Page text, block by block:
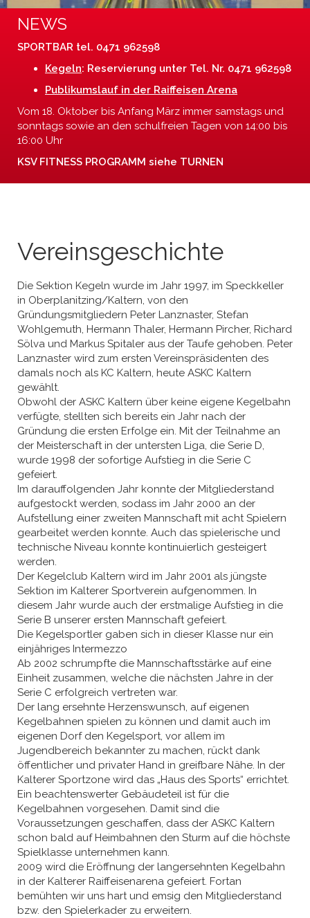
NEWS
SPORTBAR tel. 0471 962598
Kegeln: Reservierung unter Tel. Nr. 0471 962598
Publikumslauf in der Raiffeisen Arena
Vom 18. Oktober bis Anfang März immer samstags und
sonntags sowie an den schulfreien Tagen von 14:00 bis
16:00 Uhr
KSV FITNESS PROGRAMM siehe TURNEN
Vereinsgeschichte
Die Sektion Kegeln wurde im Jahr 1997, im Speckkeller
in Oberplanitzing/Kaltern, von den
Gründungsmitgliedern Peter Lanznaster, Stefan
Wohlgemuth, Hermann Thaler, Hermann Pircher, Richard
Sölva und Markus Spitaler aus der Taufe gehoben. Peter
Lanznaster wird zum ersten Vereinspräsidenten des
damals noch als KC Kaltern, heute ASKC Kaltern
gewählt.
Obwohl der ASKC Kaltern über keine eigene Kegelbahn
verfügte, stellten sich bereits ein Jahr nach der
Gründung die ersten Erfolge ein. Mit der Teilnahme an
der Meisterschaft in der untersten Liga, die Serie D,
wurde 1998 der sofortige Aufstieg in die Serie C
gefeiert.
Im darauffolgenden Jahr konnte der Mitgliederstand
aufgestockt werden, sodass im Jahr 2000 an der
Aufstellung einer zweiten Mannschaft mit acht Spielern
gearbeitet werden konnte. Auch das spielerische und
technische Niveau konnte kontinuierlich gesteigert
werden.
Der Kegelclub Kaltern wird im Jahr 2001 als jüngste
Sektion im Kalterer Sportverein aufgenommen. In
diesem Jahr wurde auch der erstmalige Aufstieg in die
Serie B unserer ersten Mannschaft gefeiert.
Die Kegelsportler gaben sich in dieser Klasse nur ein
einjähriges Intermezzo
Ab 2002 schrumpfte die Mannschaftsstärke auf eine
Einheit zusammen, welche die nächsten Jahre in der
Serie C erfolgreich vertreten war.
Der lang ersehnte Herzenswunsch, auf eigenen
Kegelbahnen spielen zu können und damit auch im
eigenen Dorf den Kegelsport, vor allem im
Jugendbereich bekannter zu machen, rückt dank
öffentlicher und privater Hand in greifbare Nähe. In der
Kalterer Sportzone wird das „Haus des Sports“ errichtet.
Ein beachtenswerter Gebäudeteil ist für die
Kegelbahnen vorgesehen. Damit sind die
Voraussetzungen geschaffen, dass der ASKC Kaltern
schon bald auf Heimbahnen den Sturm auf die höchste
Spielklasse unternehmen kann.
2009 wird die Eröffnung der langersehnten Kegelbahn
in der Kalterer Raiffeisenarena gefeiert. Fortan
bemühten wir uns hart und emsig den Mitgliederstand
bzw. den Spielerkader zu erweitern.